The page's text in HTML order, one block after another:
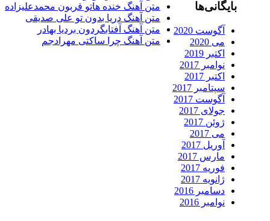
متن آهنگ خنده هاتو قربون محمدعلیزاده
متن آهنگ دریا بدون تو علی صدیقی
متن آهنگ آفتابگردون بردیا بهادر
متن آهنگ چرا ساکتی مهرادجم
آگوست 2020
سپتامبر 2017
آگوست 2017
مارس 2017
دسامبر 2016